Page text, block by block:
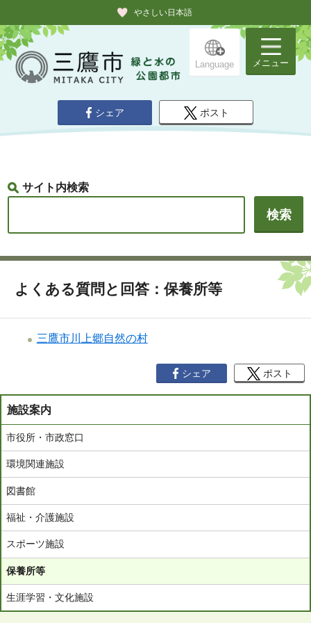
やさしい日本語
Language メニュー
シェア ポスト
サイト内検索
よくある質問と回答：保養所等
三鷹市川上郷自然の村
シェア ポスト
施設案内
市役所・市政窓口
環境関連施設
図書館
福祉・介護施設
スポーツ施設
保養所等
生涯学習・文化施設